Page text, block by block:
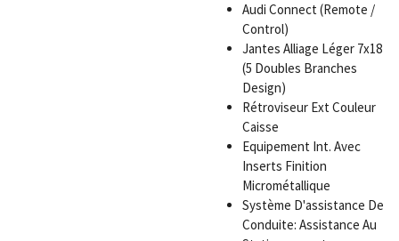
Audi Connect (Remote /
Control)
Jantes Alliage Léger 7x18
(5 Doubles Branches
Design)
Rétroviseur Ext Couleur
Caisse
Equipement Int. Avec
Inserts Finition
Micrométallique
Système D'assistance De
Conduite: Assistance Au